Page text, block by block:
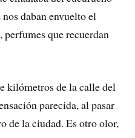
daban envuelto el
que recuerdan
kilómetros de la calle del
parecida, al pasar
de la ciudad. Es otro olor,